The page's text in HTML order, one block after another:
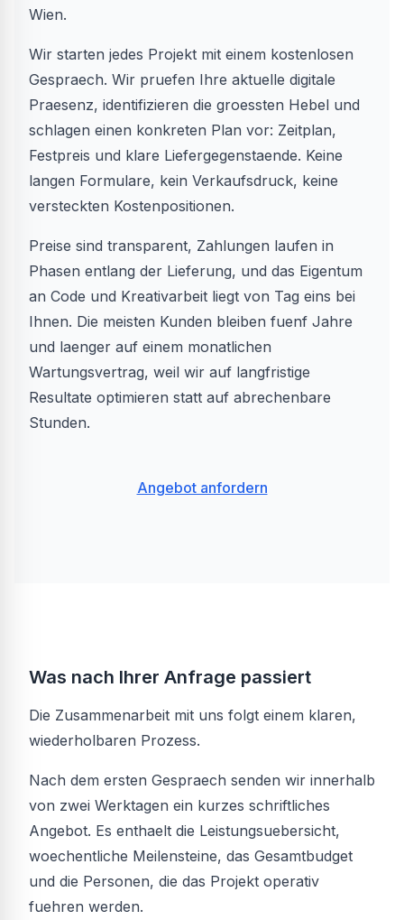
Wien.
Wir starten jedes Projekt mit einem kostenlosen
Gespraech. Wir pruefen Ihre aktuelle digitale
Praesenz, identifizieren die groessten Hebel und
schlagen einen konkreten Plan vor: Zeitplan,
Festpreis und klare Liefergegenstaende. Keine
langen Formulare, kein Verkaufsdruck, keine
versteckten Kostenpositionen.
Preise sind transparent, Zahlungen laufen in
Phasen entlang der Lieferung, und das Eigentum
an Code und Kreativarbeit liegt von Tag eins bei
Ihnen. Die meisten Kunden bleiben fuenf Jahre
und laenger auf einem monatlichen
Wartungsvertrag, weil wir auf langfristige
Resultate optimieren statt auf abrechenbare
Stunden.
Angebot anfordern
Was nach Ihrer Anfrage passiert
Die Zusammenarbeit mit uns folgt einem klaren,
wiederholbaren Prozess.
Nach dem ersten Gespraech senden wir innerhalb
von zwei Werktagen ein kurzes schriftliches
Angebot. Es enthaelt die Leistungsuebersicht,
woechentliche Meilensteine, das Gesamtbudget
und die Personen, die das Projekt operativ
fuehren werden.